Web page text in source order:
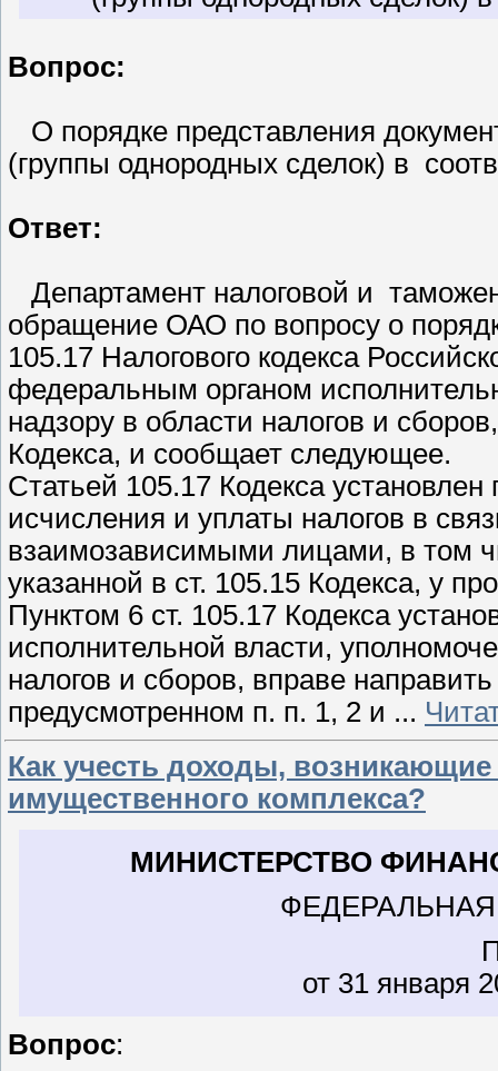
Вопрос:
О порядке представления
(группы однородных сделок) в
Ответ:
Департамент налоговой и
обращение ОАО по вопросу о
105.17 Налогового кодекса
федеральным органом
надзору в области налогов и
Кодекса, и сообщает следующее.
Статьей 105.17 Кодекса
исчисления и уплаты налогов в
взаимозависимыми лицами, в том
указанной в ст. 105.15 Кодекса, у
Пунктом 6 ст. 105.17 Кодекса
исполнительной власти,
налогов и сборов, вправе
предусмотренном п. п. 1, 2 и ...
Как учесть доходы,
имущественного комплекса?
МИНИСТЕРСТВО
от 31 января
Вопрос: